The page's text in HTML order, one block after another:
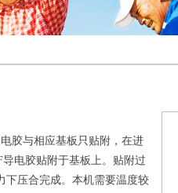
胶与相应基板只贴附，在进
电胶贴附于基板上。贴附过
下压合完成。本机需要温度较